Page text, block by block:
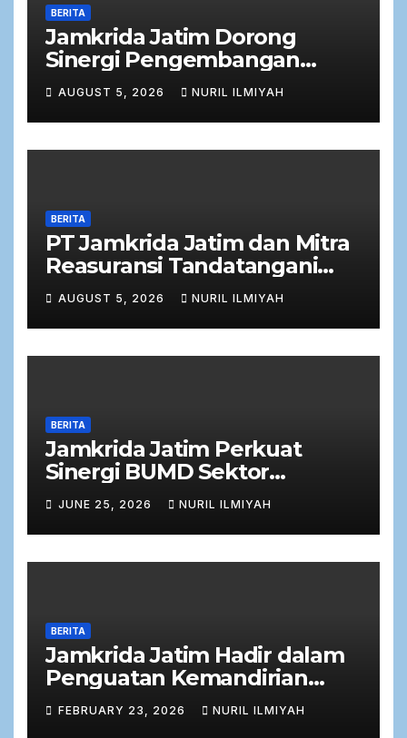
BERITA
Jamkrida Jatim Dorong
Sinergi Pengembangan
Potensi Petani Cabai
bersama Bank Jatim
AUGUST 5, 2026 NURIL ILMIYAH
BERITA
PT Jamkrida Jatim dan Mitra
Reasuransi Tandatangani
Perjanjian Facultative
Obligatory 2026
AUGUST 5, 2026 NURIL ILMIYAH
BERITA
Jamkrida Jatim Perkuat
Sinergi BUMD Sektor
Keuangan dalam Rapat Kerja
Bersama Komisi C DPRD
Jawa Timur
JUNE 25, 2026 NURIL ILMIYAH
BERITA
Jamkrida Jatim Hadir dalam
Penguatan Kemandirian
Ekonomi Masyarakat melalui
Zakat Produktif
FEBRUARY 23, 2026 NURIL ILMIYAH